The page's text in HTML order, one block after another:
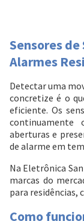
Sensores
Alarmes
Detectar uma
concretize é o
eficiente. Os
continuamente
aberturas e
de alarme em
Na Eletrônica
marcas do
para residências,
Como